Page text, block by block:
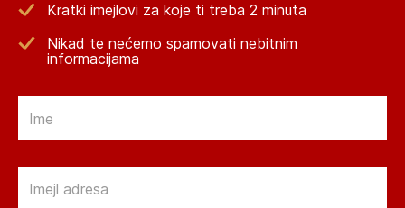
Kratki imejlovi za koje ti treba 2 minuta
Nikad te nećemo spamovati nebitnim
informacijama